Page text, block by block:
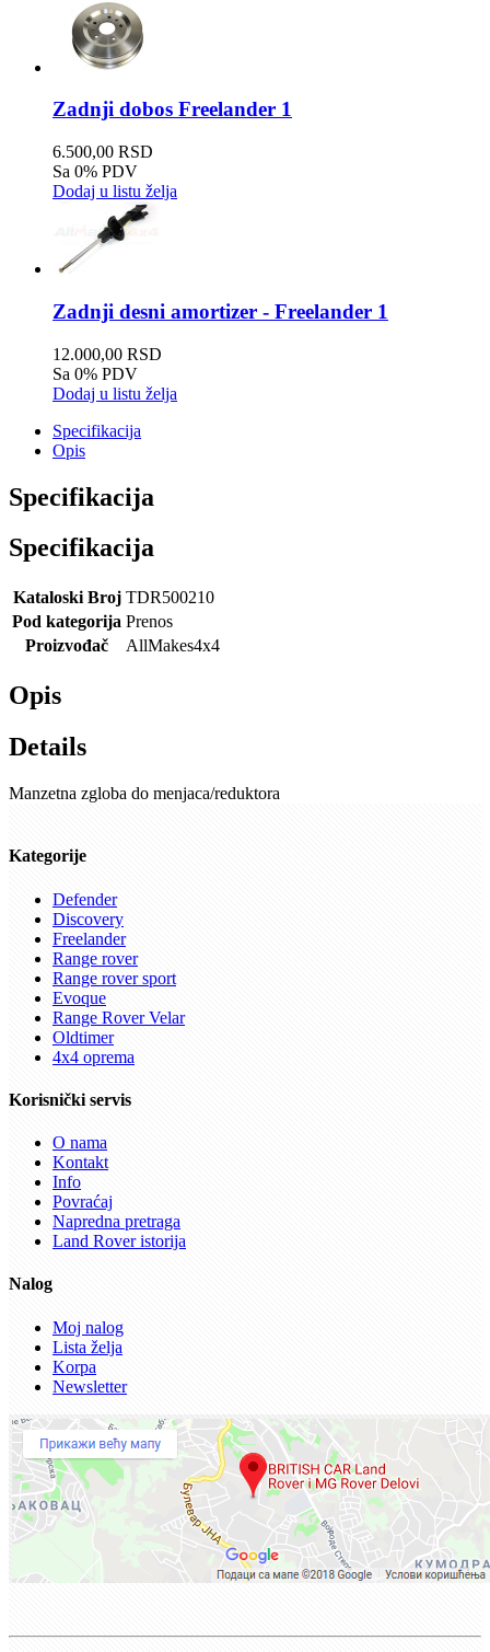
Zadnji dobos Freelander 1
6.500,00 RSD
Sa 0% PDV
Dodaj u listu želja
Zadnji desni amortizer - Freelander 1
12.000,00 RSD
Sa 0% PDV
Dodaj u listu želja
Specifikacija
Opis
Specifikacija
Specifikacija
Kataloski Broj TDR500210
Pod kategorija Prenos
Proizvođač
AllMakes4x4
Opis
Details
Manzetna zgloba do menjaca/reduktora
Kategorije
Defender
Discovery
Freelander
Range rover
Range rover sport
Evoque
Range Rover Velar
Oldtimer
4x4 oprema
Korisnički servis
O nama
Kontakt
Info
Povraćaj
Napredna pretraga
Land Rover istorija
Nalog
Moj nalog
Lista želja
Korpa
Newsletter